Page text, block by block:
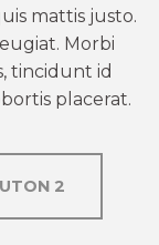
mattis justo.
Morbi
tincidunt id
placerat.
2